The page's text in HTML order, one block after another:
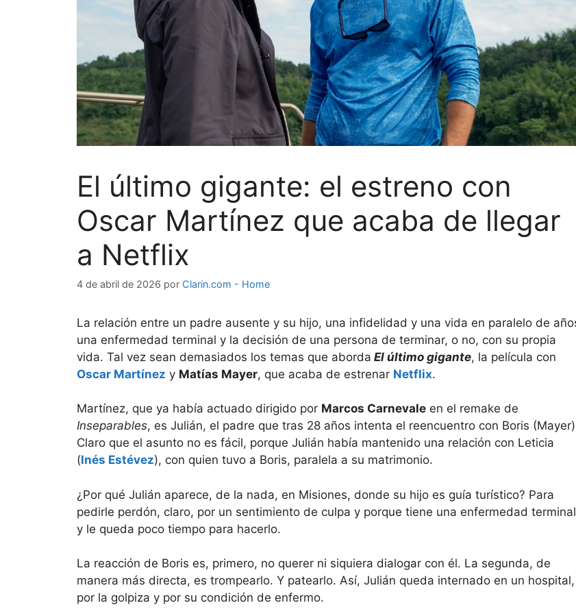
El último gigante: el estreno con
Oscar Martínez que acaba de llegar
a Netflix
4 de abril de 2026 por Clarin.com - Home
La relación entre un padre ausente y su hijo, una infidelidad y una vida en paralelo de
una enfermedad terminal y la decisión de una persona de terminar, o no, con su propia
vida. Tal vez sean demasiados los temas que aborda El último gigante, la película con
Oscar Martínez y Matías Mayer, que acaba de estrenar Netflix.
Martínez, que ya había actuado dirigido por Marcos Carnevale en el remake de
Inseparables, es Julián, el padre que tras 28 años intenta el reencuentro con Boris
Claro que el asunto no es fácil, porque Julián había mantenido una relación con Leticia
(Inés Estévez), con quien tuvo a Boris, paralela a su matrimonio.
¿Por qué Julián aparece, de la nada, en Misiones, donde su hijo es guía turístico? Para
pedirle perdón, claro, por un sentimiento de culpa y porque tiene una enfermedad terminal
y le queda poco tiempo para hacerlo.
La reacción de Boris es, primero, no querer ni siquiera dialogar con él. La segunda, de
manera más directa, es trompearlo. Y patearlo. Así, Julián queda internado en un hospital,
por la golpiza y por su condición de enfermo.